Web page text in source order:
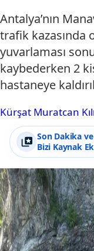
Antalya’nın
trafik
yuvarlaması
kaybederken 2
hastaneye
Kürşat Muratcan
Son Dakika
Bizi Kaynak